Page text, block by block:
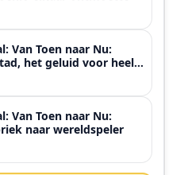
Van Toen naar Nu:
het geluid voor heel
Van Toen naar Nu:
naar wereldspeler